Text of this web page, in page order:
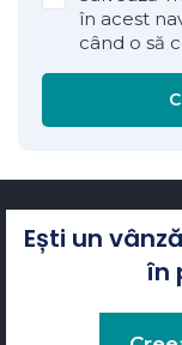
în acest
când o să
Ești un
în